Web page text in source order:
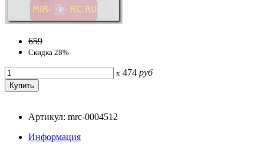
659
Скидка 28%
x 474 руб
Артикул: mrc-0004512
Информация